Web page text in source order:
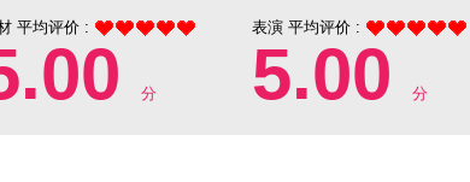
平均评价 :
分
表演 平均评价 :
5.00 分